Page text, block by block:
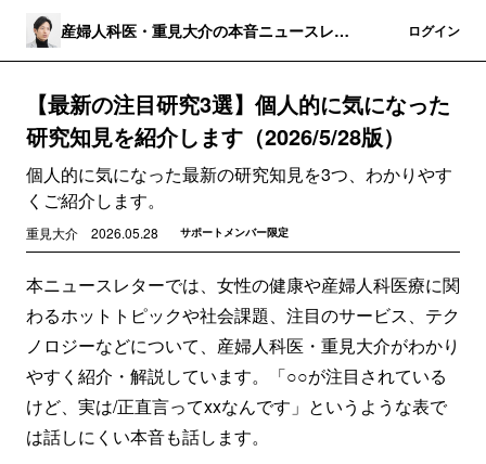
産婦人科医・重見大介の本音ニュースレタ
ログイン
【最新の注目研究3選】個人的に気になった
研究知見を紹介します（2026/5/28版）
個人的に気になった最新の研究知見を3つ、わかりやす
くご紹介します。
重見大介 2026.05.28 サポートメンバー限定
本ニュースレターでは、女性の健康や産婦人科医療に関
わるホットトピックや社会課題、注目のサービス、テク
ノロジーなどについて、産婦人科医・重見大介がわかり
やすく紹介・解説しています。「○○が注目されている
けど、実は/正直言ってxxなんです」というような表で
は話しにくい本音も話します。